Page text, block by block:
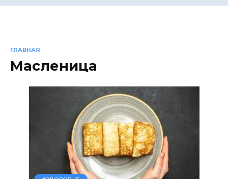
ГЛАВНАЯ
Масленица